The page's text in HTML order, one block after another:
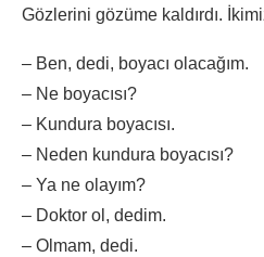
Gözlerini gözüme kaldırdı.
– Ben, dedi, boyacı olacağım.
– Ne boyacısı?
– Kundura boyacısı.
– Neden kundura boyacısı?
– Ya ne olayım?
– Doktor ol, dedim.
– Olmam, dedi.